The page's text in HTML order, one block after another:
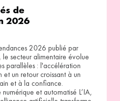
de
2026
2026 publié par
secteur alimentaire évolue
parallèles : l'accélération
un retour croissant à un
et à la confiance.
et automatisé L’IA,